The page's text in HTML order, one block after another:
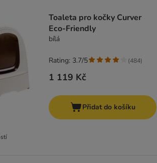
Toaleta pro kočky Curver
Eco-Friendly
bílá
1 119 Kč
Rating: 3.7/5 (484)
Přidat do košíku